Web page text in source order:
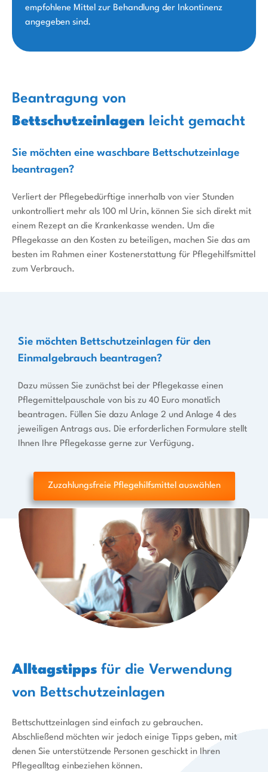
empfohlene Mittel zur Behandlung der Inkontinenz
angegeben sind.
Beantragung von
Bettschutzeinlagen leicht gemacht
Sie möchten eine waschbare Bettschutzeinlage
beantragen?
Verliert der Pflegebedürftige innerhalb von vier Stunden
unkontrolliert mehr als 100 ml Urin, können Sie sich direkt mit
einem Rezept an die Krankenkasse wenden. Um die
Pflegekasse an den Kosten zu beteiligen, machen Sie das am
besten im Rahmen einer Kostenerstattung für Pflegehilfsmittel
zum Verbrauch.
Sie möchten Bettschutzeinlagen für den
Einmalgebrauch beantragen?
Dazu müssen Sie zunächst bei der Pflegekasse einen
Pflegemittelpauschale von bis zu 40 Euro monatlich
beantragen. Füllen Sie dazu Anlage 2 und Anlage 4 des
jeweiligen Antrags aus. Die erforderlichen Formulare stellt
Ihnen Ihre Pflegekasse gerne zur Verfügung.
Zuzahlungsfreie Pflegehilfsmittel auswählen
Alltagstipps für die Verwendung
von Bettschutzeinlagen
Bettschuttzeinlagen sind einfach zu gebrauchen.
Abschließend möchten wir jedoch einige Tipps geben, mit
denen Sie unterstützende Personen geschickt in Ihren
Pflegealltag einbeziehen können.